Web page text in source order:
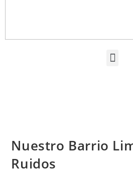
Nuestro Barrio
Ruidos